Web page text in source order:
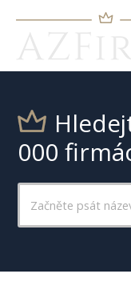
000